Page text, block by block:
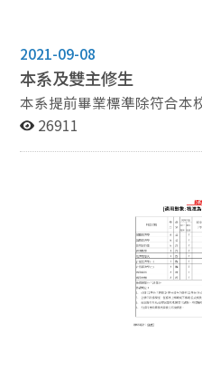
2021-09-08
本系及雙主修生
本系提前畢業標準除符合本
成績(不含提前畢業當學期)
26911